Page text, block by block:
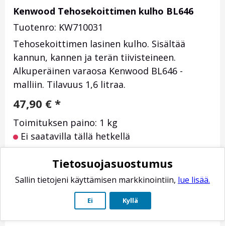
Kenwood Tehosekoittimen kulho BL646
Tuotenro: KW710031
Tehosekoittimen lasinen kulho. Sisältää
kannun, kannen ja terän tiivisteineen.
Alkuperäinen varaosa Kenwood BL646 -
malliin. Tilavuus 1,6 litraa.
47,90 € *
Toimituksen paino: 1 kg
Ei saatavilla tällä hetkellä
Tietosuojasuostumus
Sallin tietojeni käyttämisen markkinointiin, lue lisää.
Ei Kyllä